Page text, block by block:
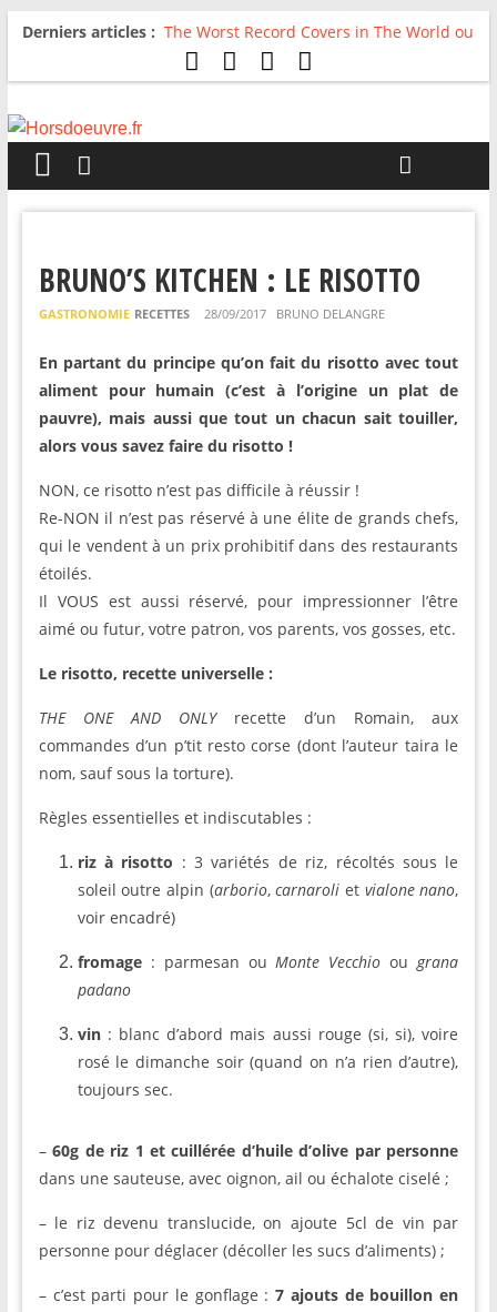
Derniers articles : The Worst Record Covers in The World ou
Comment rire du pire
Avril 2026 : C’est dans les vieux pots
For The First Time, Again : Tyler Ballgame
BRUNO’S KITCHEN : LE RISOTTO
GASTRONOMIE RECETTES 28/09/2017 BRUNO DELANGRE
En partant du principe qu’on fait du risotto avec tout
aliment pour humain (c’est à l’origine un plat de
pauvre), mais aussi que tout un chacun sait touiller,
alors vous savez faire du risotto !
NON, ce risotto n’est pas difficile à réussir !
Re-NON il n’est pas réservé à une élite de grands chefs,
qui le vendent à un prix prohibitif dans des restaurants
étoilés.
Il VOUS est aussi réservé, pour impressionner l’être
aimé ou futur, votre patron, vos parents, vos gosses, etc.
Le risotto, recette universelle :
THE ONE AND ONLYrecette d’un Romain, aux
commandes d’un p’tit resto corse (dont l’auteur taira le
nom, sauf sous la torture).
Règles essentielles et indiscutables :
riz à risotto : 3 variétés de riz, récoltés sous le
soleil outre alpin (arborio,carnaroli et vialone nano,
voir encadré)
fromage : parmesan ouMonte Vecchio ougrana
padano
vin : blanc d’abord mais aussi rouge (si, si), voire
rosé le dimanche soir (quand on n’a rien d’autre),
toujours sec.
–60g de riz 1 et cuillérée d’huile d’olive par personne
dans une sauteuse, avec oignon, ail ou échalote ciselé ;
– le riz devenu translucide, on ajoute 5cl de vin par
personne pour déglacer (décoller les sucs d’aliments) ;
– c’est parti pour le gonflage :7 ajouts de bouillon en